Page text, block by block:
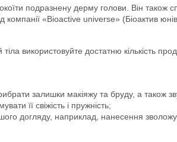
подразнену дерму голови. Він також
компанії «Bioactive universe» (Біоактив
використовуйте достатню кількість
залишки макіяжу та бруду, а також
її свіжість і пружність;
догляду, наприклад, нанесення